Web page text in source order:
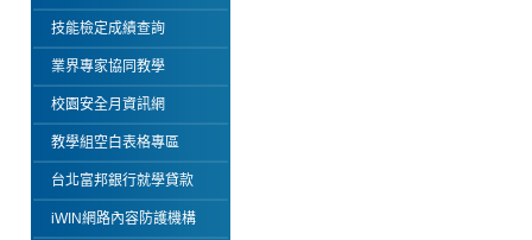
技能檢定成績查詢
業界專家協同教學
校園安全月資訊網
教學組空白表格專區
台北富邦銀行就學貸款
iWIN網路內容防護機構